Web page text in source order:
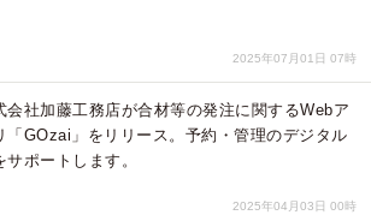
2025年07月01日 07時
会社加藤工務店が合材等の発注に関するWebア
「GOzai」をリリース。予約・管理のデジタル
サポートします。
2025年04月03日 00時